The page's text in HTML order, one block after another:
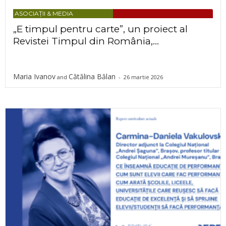
ASOCIAȚII & MEDIA
„E timpul pentru carte”, un proiect al
Revistei Timpul din România,...
Maria Ivanov and Cătălina Bălan - 26 martie 2026